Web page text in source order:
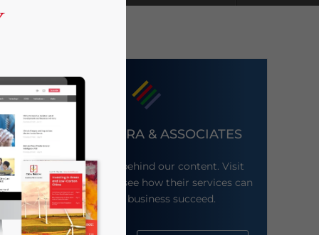
DEZAN SHIRA & ASSOCIATES
Meet the firm behind our content. Visit
their website to see how their services can
help your business succeed.